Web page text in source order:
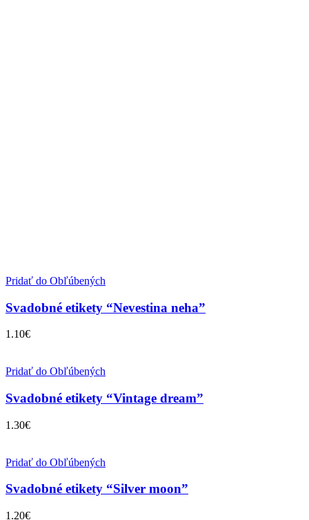
Pridať do Obľúbených
Svadobné etikety “Nevestina neha”
1.10€
Pridať do Obľúbených
Svadobné etikety “Vintage dream”
1.30€
Pridať do Obľúbených
Svadobné etikety “Silver moon”
1.20€